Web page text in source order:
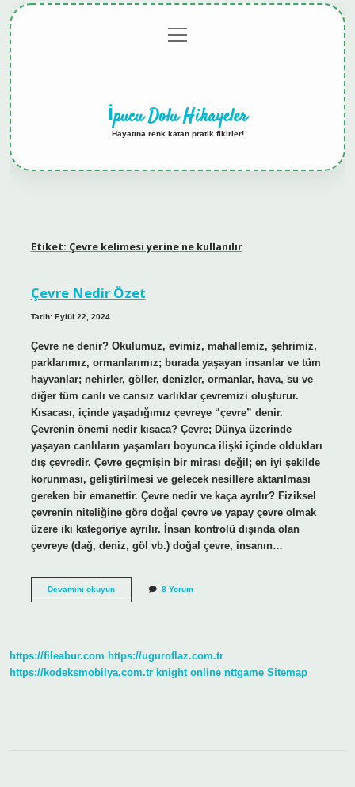
menüyü
aç
İpucu Dolu Hikayeler
Hayatına renk katan pratik fikirler!
Etiket: Çevre kelimesi yerine ne kullanılır
Çevre Nedir Özet
Tarih: Eylül 22, 2024
Çevre ne denir? Okulumuz, evimiz, mahallemiz, şehrimiz,
parklarımız, ormanlarımız; burada yaşayan insanlar ve tüm
hayvanlar; nehirler, göller, denizler, ormanlar, hava, su ve
diğer tüm canlı ve cansız varlıklar çevremizi oluşturur.
Kısacası, içinde yaşadığımız çevreye “çevre” denir.
Çevrenin önemi nedir kısaca? Çevre; Dünya üzerinde
yaşayan canlıların yaşamları boyunca ilişki içinde oldukları
dış çevredir. Çevre geçmişin bir mirası değil; en iyi şekilde
korunması, geliştirilmesi ve gelecek nesillere aktarılması
gereken bir emanettir. Çevre nedir ve kaça ayrılır? Fiziksel
çevrenin niteliğine göre doğal çevre ve yapay çevre olmak
üzere iki kategoriye ayrılır. İnsan kontrolü dışında olan
çevreye (dağ, deniz, göl vb.) doğal çevre, insanın…
Devamını okuyunÇevre
8 Yorum
https://fileabur.com https://uguroflaz.com.tr
https://kodeksmobilya.com.tr knight online nttgame Sitemap